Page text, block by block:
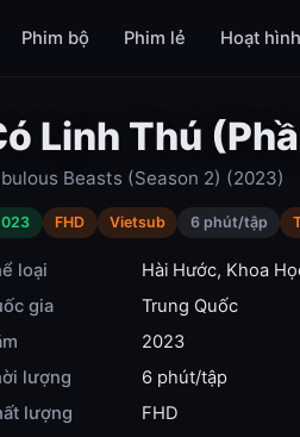
Phim bộ Phim lẻ Hoạt hình
Linh Thú
Beasts (Season 2) (2023)
FHD Vietsub 6 phút/tập
loại Hài Hước, Khoa
gia
Trung Quốc
2023
lượng
6 phút/tập
lượng
FHD